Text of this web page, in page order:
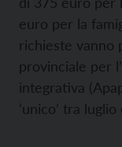
euro per la
richieste vanno
provinciale per
integrativa
‘unico’ tra